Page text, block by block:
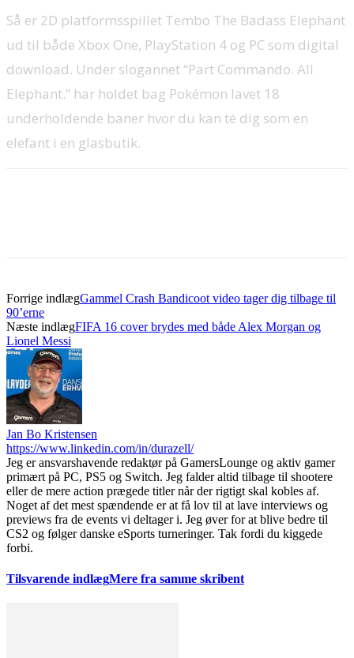
Så er 2D platformsspillet Tembo The Badass Elephant
ud til både Xbox One, PlayStation 4 og PC som digital
download. Under slogannet “Part Commando. All
Elephant.” har holdet bag Pokémon lavet 18
underholdende baner hvor du kan té dig som en
elefant i en glasbutik.
Forrige indlægGammel Crash Bandicoot video tager dig tilbage til
90’erne
Næste indlægFIFA 16 cover brydes med både Alex Morgan og
Lionel Messi
Jan Bo Kristensen
https://www.linkedin.com/in/durazell/
Jeg er ansvarshavende redaktør på GamersLounge og aktiv gamer
primært på PC, PS5 og Switch. Jeg falder altid tilbage til shootere
eller de mere action prægede titler når der rigtigt skal kobles af.
Noget af det mest spændende er at få lov til at lave interviews og
previews fra de events vi deltager i. Jeg øver for at blive bedre til
CS2 og følger danske eSports turneringer. Tak fordi du kiggede
forbi.
Tilsvarende indlægMere fra samme skribent